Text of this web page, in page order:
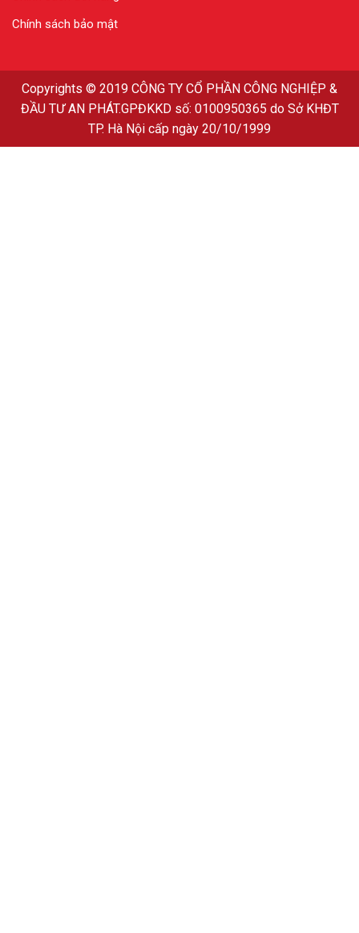
Chính sách bảo mật
Copyrights © 2019 CÔNG TY CỔ PHẦN CÔNG NGHIỆP &
ĐẦU TƯ AN PHÁT.GPĐKKD số: 0100950365 do Sở KHĐT
TP. Hà Nội cấp ngày 20/10/1999